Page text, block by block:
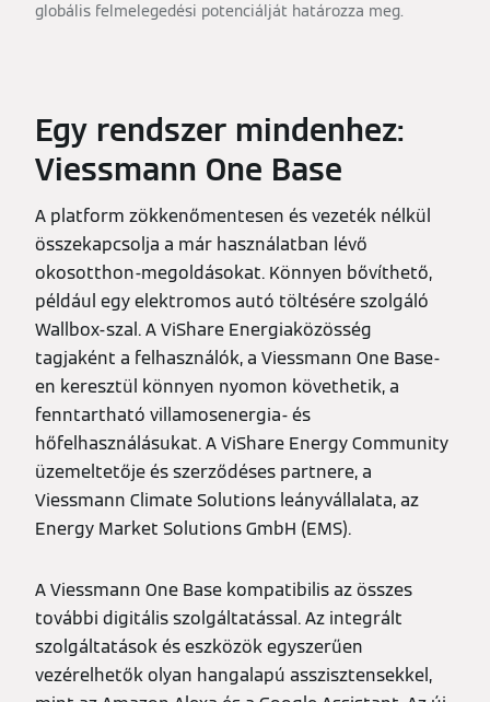
globális felmelegedési potenciálját határozza meg.
Egy rendszer mindenhez:
Viessmann One Base
A platform zökkenőmentesen és vezeték nélkül
összekapcsolja a már használatban lévő
okosotthon-megoldásokat. Könnyen bővíthető,
például egy elektromos autó töltésére szolgáló
Wallbox-szal. A ViShare Energiaközösség
tagjaként a felhasználók, a Viessmann One Base-
en keresztül könnyen nyomon követhetik, a
fenntartható villamosenergia- és
hőfelhasználásukat. A ViShare Energy Community
üzemeltetője és szerződéses partnere, a
Viessmann Climate Solutions leányvállalata, az
Energy Market Solutions GmbH (EMS).
A Viessmann One Base kompatibilis az összes
további digitális szolgáltatással. Az integrált
szolgáltatások és eszközök egyszerűen
vezérelhetők olyan hangalapú asszisztensekkel,